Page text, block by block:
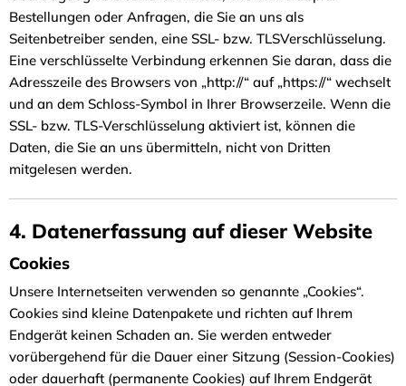
Bestellungen oder Anfragen, die Sie an uns als
Seitenbetreiber senden, eine SSL- bzw. TLSVerschlüsselung.
Eine verschlüsselte Verbindung erkennen Sie daran, dass die
Adresszeile des Browsers von „http://“ auf „https://“ wechselt
und an dem Schloss-Symbol in Ihrer Browserzeile. Wenn die
SSL- bzw. TLS-Verschlüsselung aktiviert ist, können die
Daten, die Sie an uns übermitteln, nicht von Dritten
mitgelesen werden.
4. Datenerfassung auf dieser Website
Cookies
Unsere Internetseiten verwenden so genannte „Cookies“.
Cookies sind kleine Datenpakete und richten auf Ihrem
Endgerät keinen Schaden an. Sie werden entweder
vorübergehend für die Dauer einer Sitzung (Session-Cookies)
oder dauerhaft (permanente Cookies) auf Ihrem Endgerät